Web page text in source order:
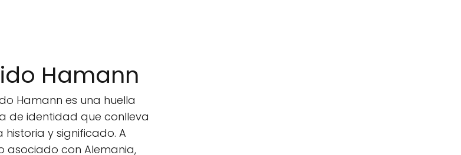
Hamann
Hamann es una huella
de identidad que conlleva
historia y significado. A
asociado con Alemania,